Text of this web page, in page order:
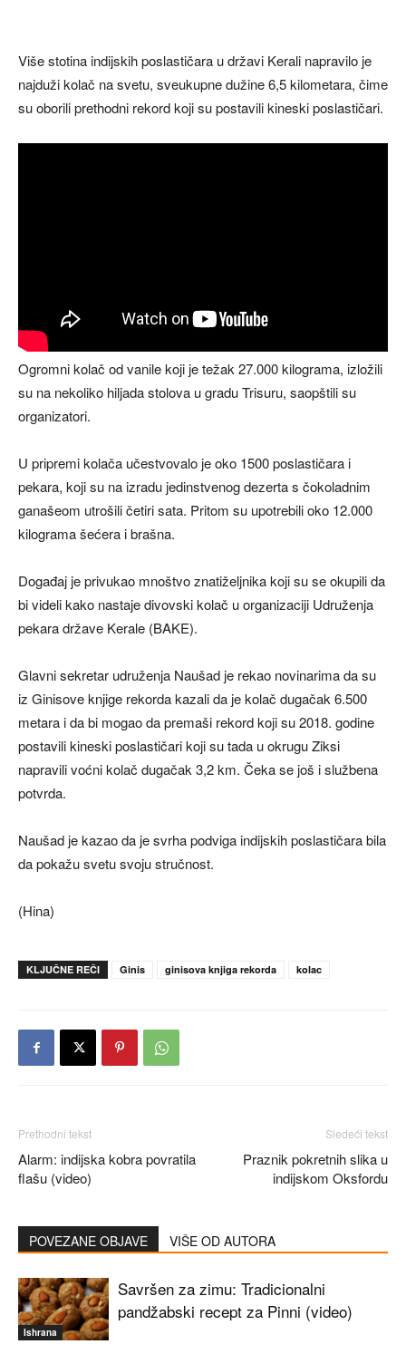
Više stotina indijskih poslastičara u državi Kerali napravilo je
najduži kolač na svetu, sveukupne dužine 6,5 kilometara, čime
su oborili prethodni rekord koji su postavili kineski poslastičari.
Ogromni kolač od vanile koji je težak 27.000 kilograma, izložili
su na nekoliko hiljada stolova u gradu Trisuru, saopštili su
organizatori.
U pripremi kolača učestvovalo je oko 1500 poslastičara i
pekara, koji su na izradu jedinstvenog dezerta s čokoladnim
ganašeom utrošili četiri sata. Pritom su upotrebili oko 12.000
kilograma šećera i brašna.
Događaj je privukao mnoštvo znatiželjnika koji su se okupili da
bi videli kako nastaje divovski kolač u organizaciji Udruženja
pekara države Kerale (BAKE).
Glavni sekretar udruženja Naušad je rekao novinarima da su
iz Ginisove knjige rekorda kazali da je kolač dugačak 6.500
metara i da bi mogao da premaši rekord koji su 2018. godine
postavili kineski poslastičari koji su tada u okrugu Ziksi
napravili voćni kolač dugačak 3,2 km. Čeka se još i službena
potvrda.
Naušad je kazao da je svrha podviga indijskih poslastičara bila
da pokažu svetu svoju stručnost.
(Hina)
KLJUČNE REČI Ginis ginisova knjiga rekorda kolac
Prethodni tekst
Alarm: indijska kobra povratila
flašu (video)
Sledeći tekst
Praznik pokretnih slika u
indijskom Oksfordu
POVEZANE OBJAVE VIŠE OD AUTORA
Ishrana
Savršen za zimu: Tradicionalni
pandžabski recept za Pinni (video)